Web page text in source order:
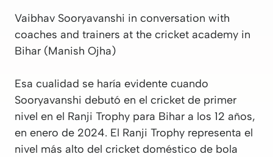
Vaibhav Sooryavanshi in conversation with
coaches and trainers at the cricket academy in
Bihar (Manish Ojha)
Esa cualidad se haría evidente cuando
Sooryavanshi debutó en el cricket de primer
nivel en el Ranji Trophy para Bihar a los 12 años,
en enero de 2024. El Ranji Trophy representa el
nivel más alto del cricket doméstico de bola